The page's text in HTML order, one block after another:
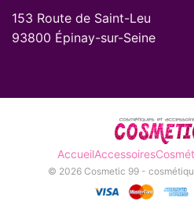
153 Route de Saint-Leu
93800 Épinay-sur-Seine
AccueilAccessoires
© 2026 Cosmetic 99 -